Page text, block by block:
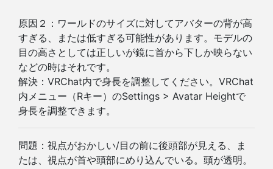
原因２：ワールドのサイズに対してアバターの背が高
すぎる、または低すぎる可能性があります。モデルの
目の高さとしては正しいが鏡に首から下しか映らない
などの時はそれです。
解決：VRChat内で身長を調整してください。VRChat
内メニュー（Rキー）のSettings > Avatar Heightで
身長を調整できます。
問題：視点がおかしい/目の前に後頭部が見える、ま
たは、視点が首や頭部にめり込んでいる。頭が透明。